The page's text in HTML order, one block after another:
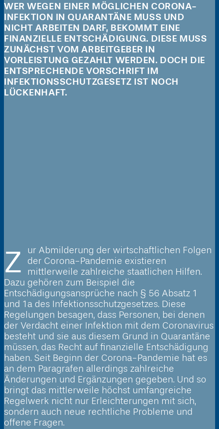
WER WEGEN EINER MÖGLICHEN CORONA-
INFEKTION IN QUARANTÄNE MUSS UND
NICHT ARBEITEN DARF, BEKOMMT EINE
FINANZIELLE ENTSCHÄDIGUNG. DIESE MUSS
ZUNÄCHST VOM ARBEITGEBER IN
VORLEISTUNG GEZAHLT WERDEN. DOCH DIE
ENTSPRECHENDE VORSCHRIFT IM
INFEKTIONSSCHUTZGESETZ IST NOCH
LÜCKENHAFT.
Zur Abmilderung der wirtschaftlichen Folgen
der Corona-Pandemie existieren
mittlerweile zahlreiche staatlichen Hilfen.
Dazu gehören zum Beispiel die
Entschädigungsansprüche nach § 56 Absatz 1
und 1a des Infektionsschutzgesetzes. Diese
Regelungen besagen, dass Personen, bei denen
der Verdacht einer Infektion mit dem Coronavirus
besteht und sie aus diesem Grund in Quarantäne
müssen, das Recht auf finanzielle Entschädigung
haben. Seit Beginn der Corona-Pandemie hat es
an dem Paragrafen allerdings zahlreiche
Änderungen und Ergänzungen gegeben. Und so
bringt das mittlerweile höchst umfangreiche
Regelwerk nicht nur Erleichterungen mit sich,
sondern auch neue rechtliche Probleme und
offene Fragen.